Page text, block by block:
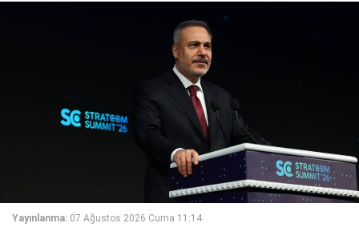
Yayınlanma: 07 Ağustos 2026 Cuma 11:14